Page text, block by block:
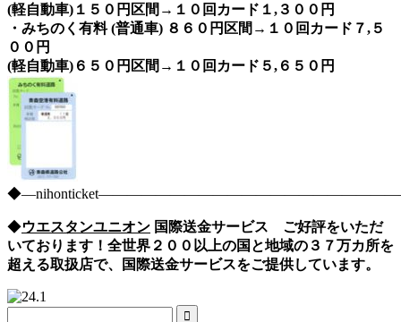
(軽自動車)１５０円区間→１０回カード１,３００円
・みちのく有料 (普通車) ８６０円区間→１０回カード７,５
００円
(軽自動車)６５０円区間→１０回カード５,６５０円
◆ウエスタンユニオン 国際送金サービス ご好評をいただ
いております！全世界２００以上の国と地域の３７万カ所を
超える取扱店で、国際送金サービスをご提供しています。